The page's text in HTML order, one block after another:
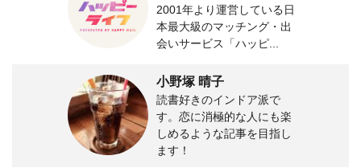
2001年より運営している日
本最大級のマッチング・出
会いサービス「ハッピ...
小野塚 晴子
読書好きのインドア派で
す。恋に消極的な人にも楽
しめるような記事を目指し
ます！